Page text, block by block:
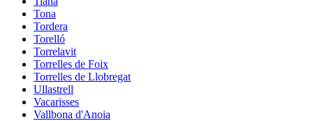
Tona
Tordera
Torelló
Torrelavit
Torrelles de Foix
Torrelles de Llobregat
Ullastrell
Vacarisses
Vallbona d'Anoia